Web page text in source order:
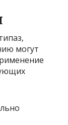
могут